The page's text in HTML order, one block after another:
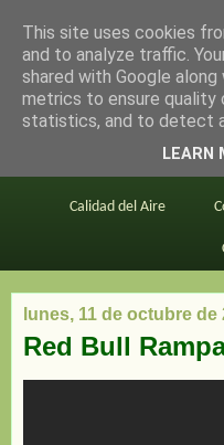
en bici por
Este blog
Calidad del Aire
lunes, 11 de octubre de
Red Bull
This site uses cookies
and to analyze traffic.
shared with Google
metrics to ensure quality
statistics, and to detect
LEARN